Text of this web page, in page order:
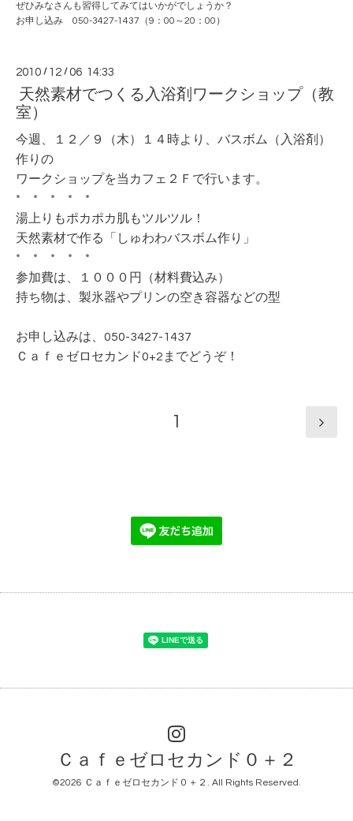
ぜひみなさんも習得してみてはいかがでしょうか？
お申し込み 050-3427-1437（9：00～20：00）
2010 / 12 /06 14:33
天然素材でつくる入浴剤ワークショップ（教
室）
今週、１２／９（木）１４時より、バスボム（入浴剤）
作りの
ワークショップを当カフェ２Ｆで行います。
* * * * *
湯上りもポカポカ肌もツルツル！
天然素材で作る「しゅわわバスボム作り」
* * * * *
参加費は、１０００円（材料費込み）
持ち物は、製氷器やプリンの空き容器などの型
お申し込みは、050-3427-1437
Ｃａｆｅゼロセカンド0+2までどうぞ！
1
Ｃａｆｅゼロセカンド０＋２
©2026 Ｃａｆｅゼロセカンド０＋２ . All Rights Reserved.